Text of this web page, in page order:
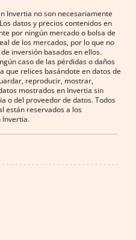
Invertia no son necesariamente
datos y precios contenidos en
por ningún mercado o bolsa de
de los mercados, por lo que no
inversión basados en ellos.
caso de las pérdidas o daños
que relices basándote en datos de
reproducir, mostrar,
mostrados en Invertia sin
o del proveedor de datos. Todos
están reservados a los
Invertia.